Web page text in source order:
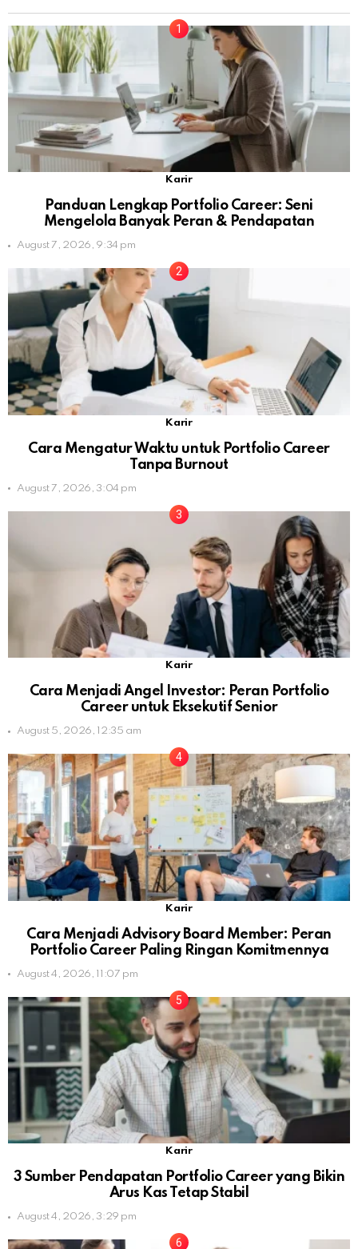
Karir
Panduan Lengkap Portfolio Career: Seni
Mengelola Banyak Peran & Pendapatan
August 7, 2026, 9:34 pm
Karir
Cara Mengatur Waktu untuk Portfolio Career
Tanpa Burnout
August 7, 2026, 3:04 pm
Karir
Cara Menjadi Angel Investor: Peran Portfolio
Career untuk Eksekutif Senior
August 5, 2026, 12:35 am
Karir
Cara Menjadi Advisory Board Member: Peran
Portfolio Career Paling Ringan Komitmennya
August 4, 2026, 11:07 pm
Karir
3 Sumber Pendapatan Portfolio Career yang Bikin
Arus Kas Tetap Stabil
August 4, 2026, 3:29 pm